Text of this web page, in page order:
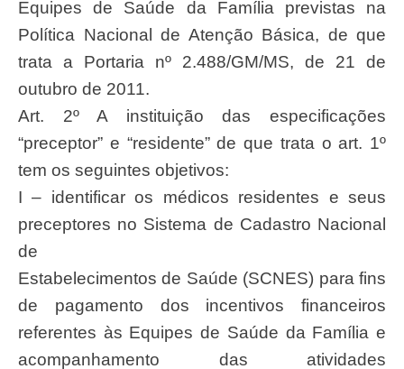
Equipes de Saúde da Família previstas na
Política Nacional de Atenção Básica, de que
trata a Portaria nº 2.488/GM/MS, de 21 de
outubro de 2011.
Art. 2º A instituição das especificações
“preceptor” e “residente” de que trata o art. 1º
tem os seguintes objetivos:
I – identificar os médicos residentes e seus
preceptores no Sistema de Cadastro Nacional
de
Estabelecimentos de Saúde (SCNES) para fins
de pagamento dos incentivos financeiros
referentes às Equipes de Saúde da Família e
acompanhamento das atividades